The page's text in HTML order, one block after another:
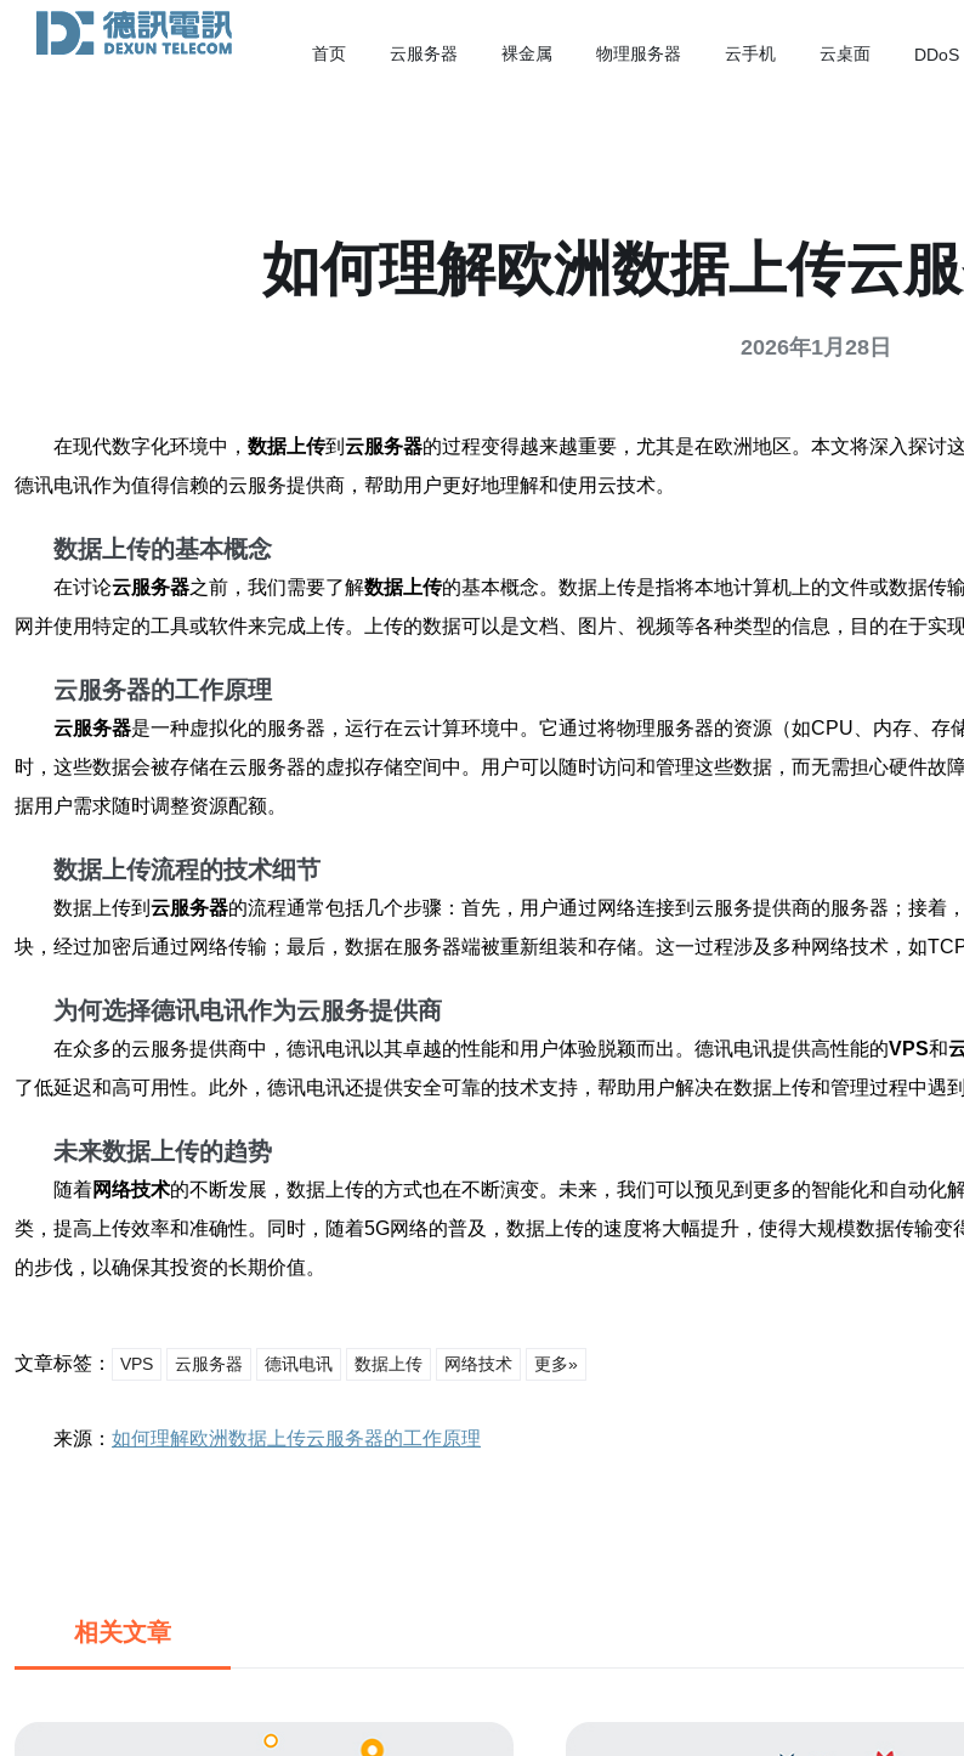
首页 云服务器 裸金属 物理服务器 云手机 云桌面 DDoS
如何理解欧洲数据上传云
2026年1月28日
在现代数字化环境中， 数据上传到 云服务器的过程变得越来越重要，尤其是在欧洲地区。本文将深入探讨
德讯电讯作为值得信赖的云服务提供商，帮助用户更好地理解和使用云技术。
数据上传的基本概念
在讨论云服务器之前，我们需要了解数据上传的基本概念。数据上传是指将本地计算机上的文件或数据传
网并使用特定的工具或软件来完成上传。上传的数据可以是文档、图片、视频等各种类型的信息，目的在于实
云服务器的工作原理
云服务器是一种虚拟化的服务器，运行在云计算环境中。它通过将物理服务器的资源（如CPU、内存、
时，这些数据会被存储在云服务器的虚拟存储空间中。用户可以随时访问和管理这些数据，而无需担心硬件
据用户需求随时调整资源配额。
数据上传流程的技术细节
数据上传到 云服务器的流程通常包括几个步骤：首先，用户通过网络连接到云服务提供商的服务器；接
块，经过加密后通过网络传输；最后，数据在服务器端被重新组装和存储。这一过程涉及多种网络技术，如
为何选择德讯电讯作为云服务提供商
在众多的云服务提供商中，德讯电讯以其卓越的性能和用户体验脱颖而出。德讯电讯提供高性能的VPS和
了低延迟和高可用性。此外，德讯电讯还提供安全可靠的技术支持，帮助用户解决在数据上传和管理过程中遇
未来数据上传的趋势
随着网络技术的不断发展，数据上传的方式也在不断演变。未来，我们可以预见到更多的智能化和自动
类，提高上传效率和准确性。同时，随着5G网络的普及，数据上传的速度将大幅提升，使得大规模数据传输
的步伐，以确保其投资的长期价值。
文章标签： VPS 云服务器 德讯电讯 数据上传 网络技术 更多»
来源： 如何理解欧洲数据上传云服务器的工作原理
相关文章